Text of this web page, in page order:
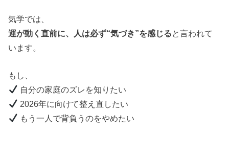
気学では、
運が動く直前に、人は必ず“気づき”を感じると言われて
います。
もし、
自分の家庭のズレを知りたい
2026年に向けて整え直したい
もう一人で背負うのをやめたい